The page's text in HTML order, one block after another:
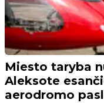
Miesto taryba
Aleksote
aerodromo